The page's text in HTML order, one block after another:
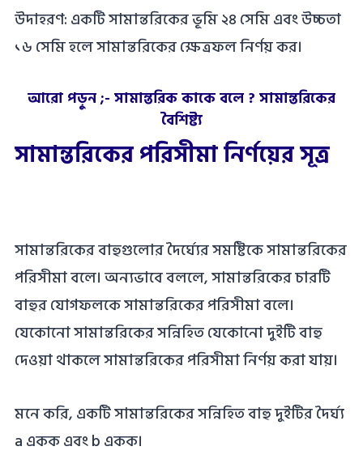
উদাহরণ: একটি সামান্তরিকের ভূমি ২৪ সেমি এবং উচ্চতা
১৬ সেমি হলে সামান্তরিকের ক্ষেত্রফল নির্ণয় কর।
আরো পড়ুন ;- সামান্তরিক কাকে বলে ? সামান্তরিকের
বৈশিষ্ট্য
সামান্তরিকের পরিসীমা নির্ণয়ের সূত্র
সামান্তরিকের বাহুগুলোর দৈর্ঘ্যের সমষ্টিকে সামান্তরিকের
পরিসীমা বলে। অন্যভাবে বললে, সামান্তরিকের চারটি
বাহুর যোগফলকে সামান্তরিকের পরিসীমা বলে।
যেকোনো সামান্তরিকের সন্নিহিত যেকোনো দুইটি বাহু
দেওয়া থাকলে সামান্তরিকের পরিসীমা নির্ণয় করা যায়।
মনে করি, একটি সামান্তরিকের সন্নিহিত বাহু দুইটির দৈর্ঘ্য
a একক এবং b একক।